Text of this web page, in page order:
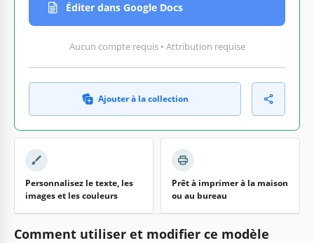
Éditer dans Google Docs
Aucun compte requis • Attribution requise
Ajouter à la collection
Personnalisez le texte, les
images et les couleurs
Prêt à imprimer à la maison
ou au bureau
Comment utiliser et modifier ce modèle